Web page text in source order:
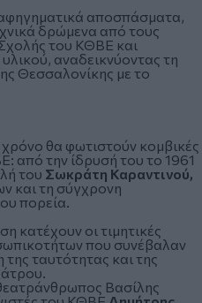
αποσπάσματα,
δρώμενα από τους
του ΚΘΒΕ και
αναδεικνύοντας τη
Θεσσαλονίκης με το
θα φωτιστούν κομβικές
από την ίδρυσή του το 1961
του Σωκράτη Καραντινού,
και τη σύγχρονη
πορεία.
κατέχουν οι τιμητικές
που συνέβαλαν
ταυτότητας και της
Βασίλης